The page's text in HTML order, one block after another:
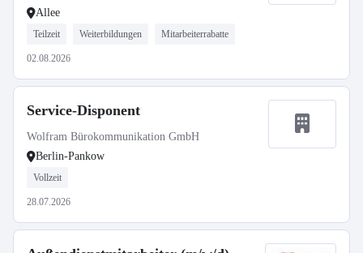
Allee
Teilzeit Weiterbildungen Mitarbeiterrabatte
02.08.2026
Service-Disponent
Wolfram Bürokommunikation GmbH
Berlin-Pankow
Vollzeit
28.07.2026